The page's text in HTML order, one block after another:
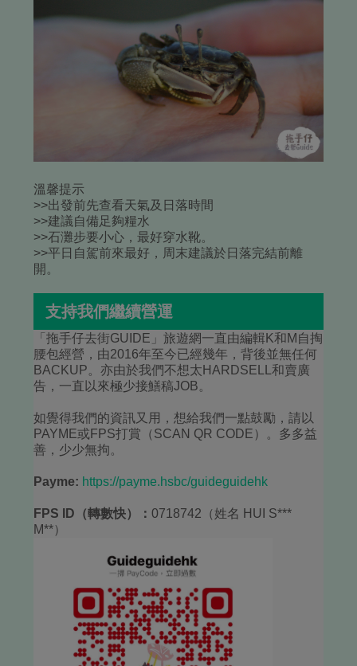
溫馨提示
>>出發前先查看天氣及日落時間
>>建議自備足夠糧水
>>石灘步要小心，最好穿水靴。
>>平日自駕前來最好，周末建議於日落完結前離
開。
支持我們繼續營運
「拖手仔去街GUIDE」旅遊網一直由編輯K和M自掏
腰包經營，由2016年至今已經幾年，背後並無任何
BACKUP。亦由於我們不想太HARDSELL和賣廣
告，一直以來極少接鱔稿JOB。
如覺得我們的資訊又用，想給我們一點鼓勵，請以
PAYME或FPS打賞（SCAN QR CODE）。多多益
善，少少無拘。
Payme: https://payme.hsbc/guideguidehk
FPS ID（轉數快）：0718742（姓名 HUI S***
M**）